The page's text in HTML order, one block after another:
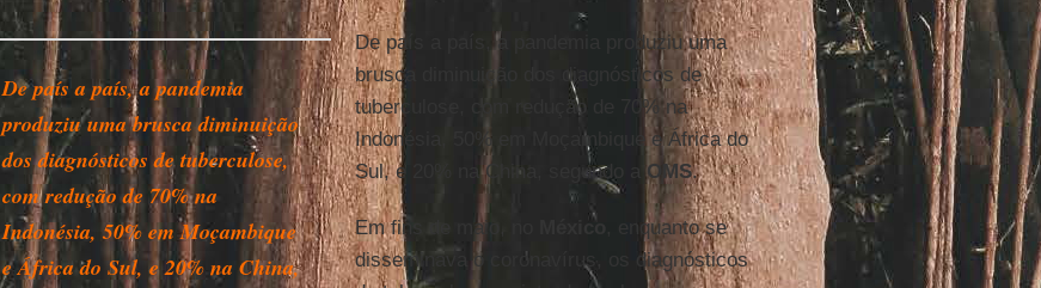
De país a país, a pandemia
produziu uma brusca diminuição
dos diagnósticos de tuberculose,
com redução de 70% na
Indonésia, 50% em Moçambique
e África do Sul, e 20% na China,
De país a país, a pandemia produziu uma
brusca diminuição dos diagnósticos de
tuberculose, com redução de 70% na
Indonésia, 50% em Moçambique e África do
Sul, e 20% na China, segundo a OMS.
Em fins de maio, no México
, enquanto se
disseminava o coronavírus, os diagnósticos